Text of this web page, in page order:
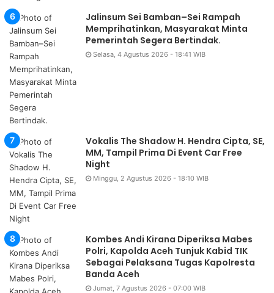
Jalinsum Sei Bamban–Sei Rampah
Memprihatinkan, Masyarakat Minta
Pemerintah Segera Bertindak.
Selasa, 4 Agustus 2026 - 18:41 WIB
Vokalis The Shadow H. Hendra Cipta, SE,
MM, Tampil Prima Di Event Car Free
Night
Minggu, 2 Agustus 2026 - 18:10 WIB
Kombes Andi Kirana Diperiksa Mabes
Polri, Kapolda Aceh Tunjuk Kabid TIK
Sebagai Pelaksana Tugas Kapolresta
Banda Aceh
Jumat, 7 Agustus 2026 - 07:00 WIB